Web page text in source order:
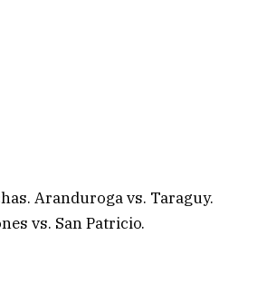
Aranduroga vs. Taraguy.
vs. San Patricio.